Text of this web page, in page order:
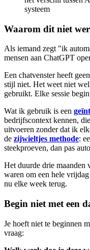
systeem
Waarom dit niet
Als iemand zegt "ik
mensen aan ChatGPT
Een chatvenster heeft
stijl niet. Het weet niet
gebruikt. Elke sessie
Wat ik gebruik is een
bedrijfscontext kennen,
uitvoeren zonder dat ik
de zijwieltjes methode:
steekproeven, dan pas
Het duurde drie maanden
waren om een hele
nu elke week terug.
Begin niet met een
Je hoeft niet te beginnen
vraag: